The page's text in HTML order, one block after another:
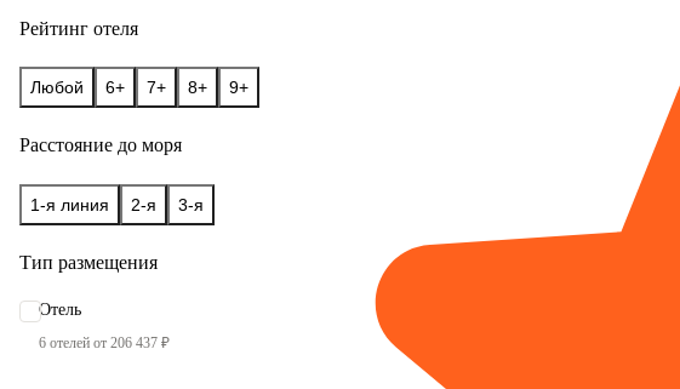
Рейтинг отеля
Любой 6+ 7+ 8+ 9+
Расстояние до моря
1-я линия 2-я 3-я
Тип размещения
Отель
6 отелей от 206 437 ₽